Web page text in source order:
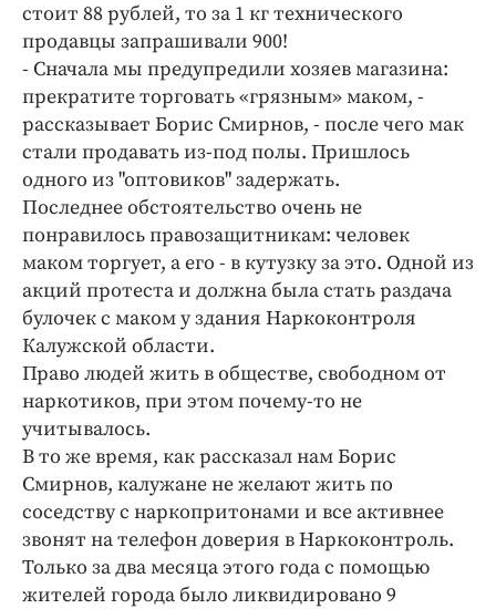
стоит 88 рублей, то за 1 кг технического
продавцы запрашивали 900!
- Сначала мы предупредили хозяев магазина:
прекратите торговать «грязным» маком, -
рассказывает Борис Смирнов, - после чего мак
стали продавать из-под полы. Пришлось
одного из "оптовиков" задержать.
Последнее обстоятельство очень не
понравилось правозащитникам: человек
маком торгует, а его - в кутузку за это. Одной из
акций протеста и должна была стать раздача
булочек с маком у здания Наркоконтроля
Калужской области.
Право людей жить в обществе, свободном от
наркотиков, при этом почему-то не
учитывалось.
В то же время, как рассказал нам Борис
Смирнов, калужане не желают жить по
соседству с наркопритонами и все активнее
звонят на телефон доверия в Наркоконтроль.
Только за два месяца этого года с помощью
жителей города было ликвидировано 9